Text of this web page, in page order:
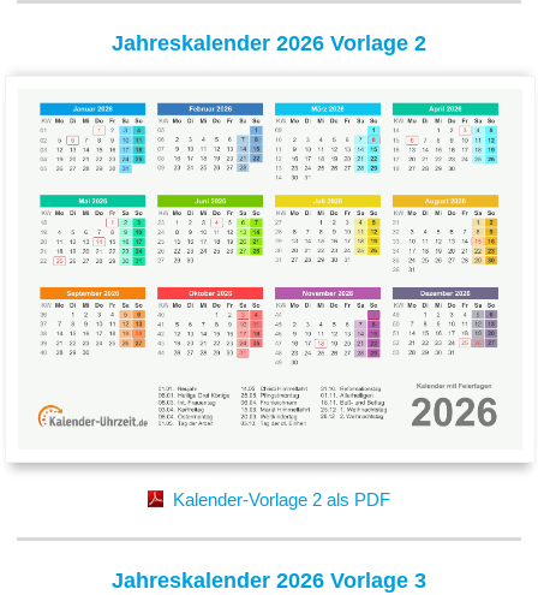
Jahreskalender 2026 Vorlage 2
Kalender-Vorlage 2 als PDF
Jahreskalender 2026 Vorlage 3